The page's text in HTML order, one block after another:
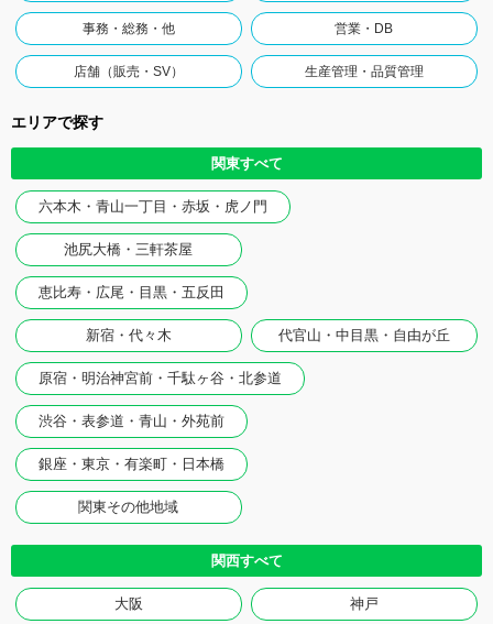
事務・総務・他 営業・DB
店舗（販売・SV） 生産管理・品質管理
エリアで探す
関東すべて
六本木・青山一丁目・赤坂・虎ノ門
池尻大橋・三軒茶屋
恵比寿・広尾・目黒・五反田
新宿・代々木 代官山・中目黒・自由が丘
原宿・明治神宮前・千駄ヶ谷・北参道
渋谷・表参道・青山・外苑前
銀座・東京・有楽町・日本橋
関東その他地域
関西すべて
大阪 神戸